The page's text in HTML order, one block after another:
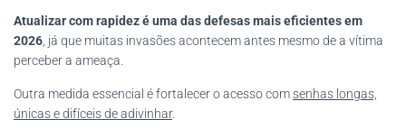
Atualizar com rapidez é uma das defesas mais eficientes em
2026 , já que muitas invasões acontecem antes mesmo de a vítima
perceber a ameaça.
Outra medida essencial é fortalecer o acesso comsenhas longas,
únicas e difíceis de adivinhar.